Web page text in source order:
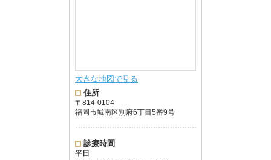
大きな地図で見る
住所
〒814-0104
福岡市城南区別府6丁目5番9号
診療時間
平日